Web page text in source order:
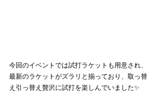
今回のイベントでは試打ラケットも用意され、
最新のラケットがズラリと揃っており、取っ替
え引っ替え贅沢に試打を楽しんでいました✨